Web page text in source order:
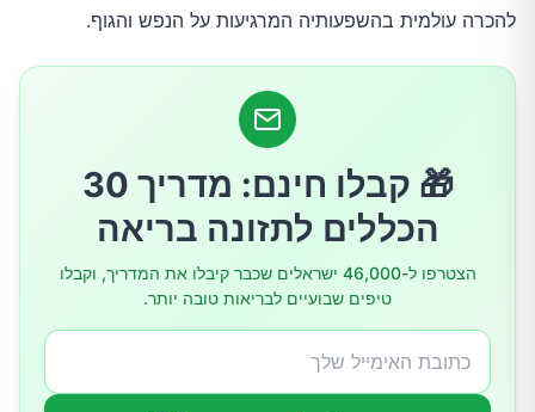
הפחתת מתח ובריאות נפשית
שיכוך כאב והתאוששות שרירים
בריאות העור
איך ליהנות בבטחה מסאונה
להכרה עולמית בהשפעותיה המרגיעות על הנפש והגוף.
🎁 קבלו חינם: מדריך 30
הכללים לתזונה בריאה
הצטרפו ל-46,000 ישראלים שכבר קיבלו את המדריך, וקבלו
טיפים שבועיים לבריאות טובה יותר.